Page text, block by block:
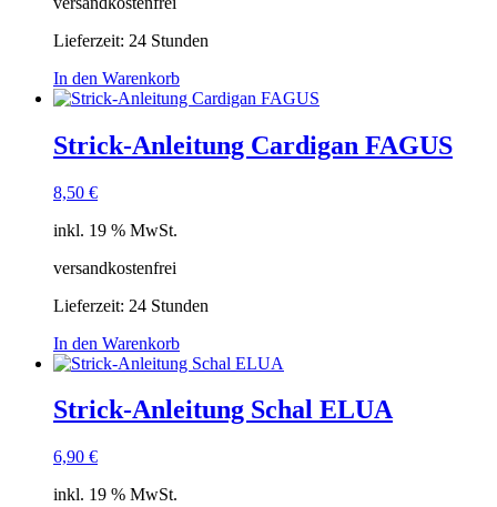
Lieferzeit: 24 Stunden
In den Warenkorb
Strick-Anleitung Cardigan FAGUS
8,50 €
inkl. 19 % MwSt.
versandkostenfrei
Lieferzeit: 24 Stunden
In den Warenkorb
Strick-Anleitung Schal ELUA
6,90 €
inkl. 19 % MwSt.